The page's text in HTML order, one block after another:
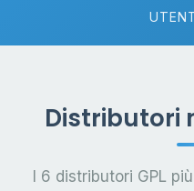
Distributori
I 6 distributori GPL